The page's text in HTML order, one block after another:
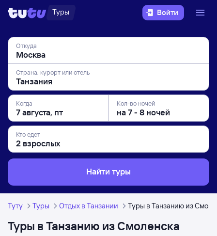
Туры Войти
Откуда
Страна, курорт или отель
Когда Кол-во ночей
Кто едет
Найти туры
Туту Туры Отдых в Танзании Туры в Танзанию из
Туры в Танзанию из Смоленска